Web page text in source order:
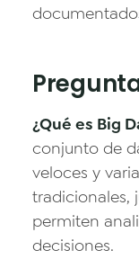
¿Qué es Big
conjunto de
veloces y
tradicionales,
permiten
decisiones.